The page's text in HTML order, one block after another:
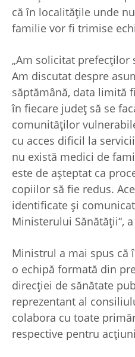
că în localităţile unde
familie vor fi trimise
„Am solicitat prefecţilor
Am discutat despre
săptămână, data limită
în fiecare judeţ să se
comunităţilor
cu acces dificil la
nu există medici de
este de aşteptat ca
copiilor să fie redus.
identificate şi
Ministerului Sănătăţii“,
Ministrul a mai spus că
o echipă formată din
direcţiei de sănătate
reprezentant al
colabora cu toate
respective pentru